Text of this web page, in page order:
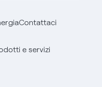
Contattaci
e servizi